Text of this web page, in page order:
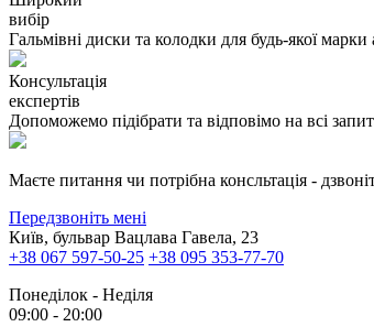
вибір
Гальмівні диски та колодки для будь-якої марки
Консультація
експертів
Допоможемо підібрати та відповімо на всі
Маєте питання чи потрібна консльтація -
Передзвоніть мені
Київ, бульвар Вацлава Гавела, 23
+38 067 597-50-25 +38 095 353-77-70
Понеділок - Неділя
09:00 - 20:00